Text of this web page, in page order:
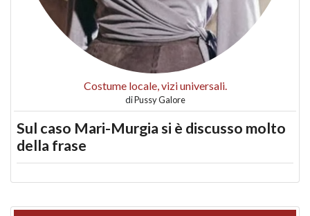
Costume locale, vizi universali.
diPussy Galore
Sul caso Mari-Murgia si è discusso molto
della frase